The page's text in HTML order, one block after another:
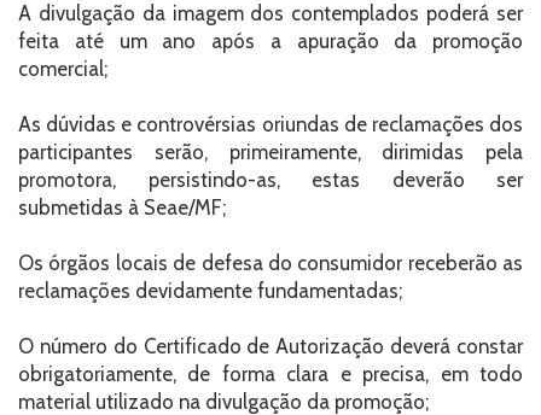
A divulgação da imagem dos contemplados poderá ser
feita até um ano após a apuração da promoção
comercial;
As dúvidas e controvérsias oriundas de reclamações dos
participantes serão, primeiramente, dirimidas pela
promotora, persistindo-as, estas deverão ser
submetidas à Seae/MF;
Os órgãos locais de defesa do consumidor receberão as
reclamações devidamente fundamentadas;
O número do Certificado de Autorização deverá constar
obrigatoriamente, de forma clara e precisa, em todo
material utilizado na divulgação da promoção;